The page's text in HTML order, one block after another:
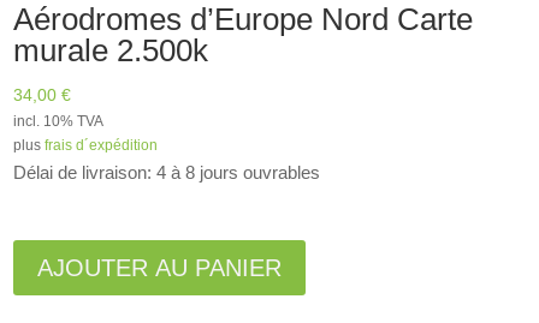
Aérodromes d’Europe Nord Carte
murale 2.500k
34,00€
incl. 10% TVA
plusfrais d´expédition
Délai de livraison: 4 à 8 jours ouvrables
AJOUTER AU PANIER